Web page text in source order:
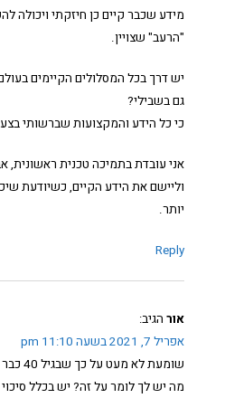
מידע שכבר קיים כן חיזקתי ויכולה
"הרעב" שצויין.
יש דרך בכל המסלולים הקיימים
גם בשבילי?
כי כל הידע והמקצועות שברשותי
אני עובדת בתמיכה טכנית
וליישם את הידע הקיים, כשיודעת
יותר.
Reply
אור הגיב:
אפריל 7, 2021 בשעה 11:10 pm
שומעת לא מעט על כך שבגיל 40 כבר פורשים מהמקצוע…